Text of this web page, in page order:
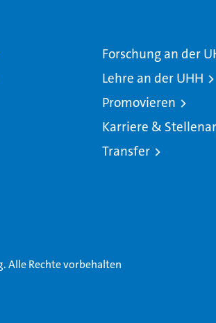
Forschung an der
Lehre an der UHH
Promovieren
Karriere &
Transfer
Alle Rechte vorbehalten